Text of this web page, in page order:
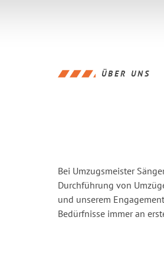
ÜBER UNS
Bei Umzugsmeister
Durchführung von
und unserem
Bedürfnisse immer an